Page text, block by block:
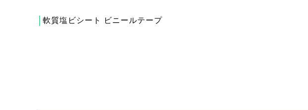
軟質塩ビシート ビニールテープ